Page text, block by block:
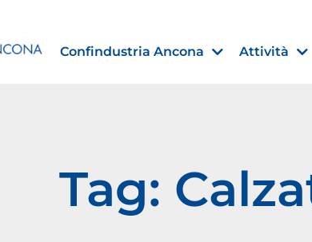
Confindustria Ancona Attività
dagli Stati Uniti nell’UE:
Tag: